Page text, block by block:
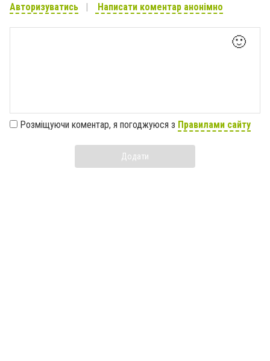
Авторизуватись Написати коментар анонімно
🙂
Розміщуючи коментар, я погоджуюся з Правилами сайту
Додати